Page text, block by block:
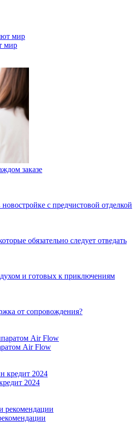
мир
заказе
с предчистовой отделкой
обязательно следует отведать
и готовых к приключениям
от сопровождения?
Air Flow
2024